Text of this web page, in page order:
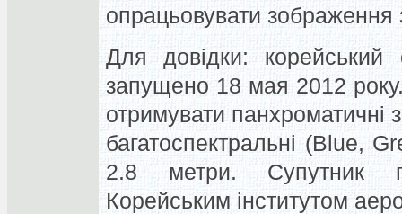
опрацьовувати зображення
Для довідки:
запущено 18 мая 2012
отримувати панхроматичні
багатоспектральні (Blue,
2.8 метри. Супутник
Корейським інститутом